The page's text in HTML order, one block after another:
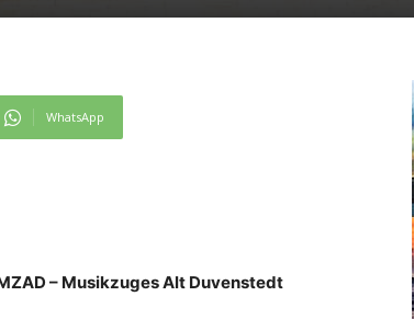
WhatsApp
– Musikzuges Alt Duvenstedt